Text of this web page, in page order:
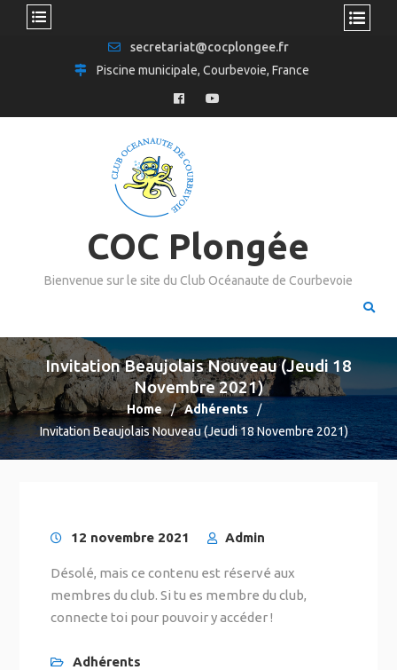
secretariat@cocplongee.fr
Piscine municipale, Courbevoie, France
COC Plongée
Bienvenue sur le site du Club Océanaute de Courbevoie
Invitation Beaujolais Nouveau (Jeudi 18
Novembre 2021)
Home
Adhérents
Invitation Beaujolais Nouveau (Jeudi 18 Novembre 2021)
12 novembre 2021 Admin
Désolé, mais ce contenu est réservé aux
membres du club. Si tu es membre du club,
connecte toi pour pouvoir y accéder !
Adhérents